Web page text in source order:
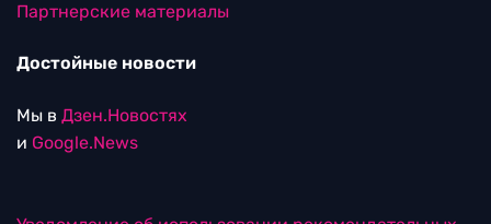
Партнерские материалы
Достойные новости
Мы в Дзен.Новостях
и Google.News